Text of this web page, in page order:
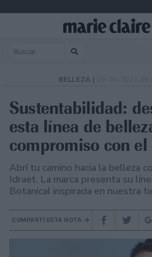
BELLEZA |
Sustentabilidad:
esta línea de
compromiso con
Abrí tu camino hacia la belleza
Idraet. La marca presenta su
Botanical inspirada en nuestra
COMPARTÍ ESTA NOTA